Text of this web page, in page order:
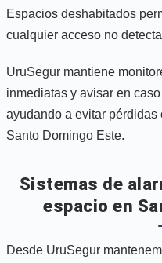
Espacios deshabitados
cualquier acceso no
UruSegur mantiene
inmediatas y avisar en
ayudando a evitar
Santo Domingo Este.
Sistemas de
espacio en
Desde UruSegur